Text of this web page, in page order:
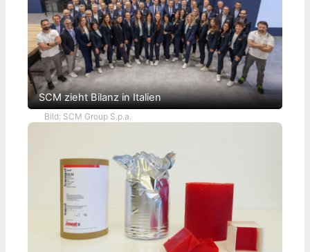
SCM zieht Bilanz in Italien
Bild: SCM Group S.p.a.